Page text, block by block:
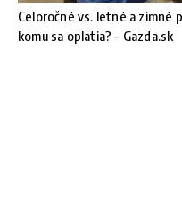
Celoročné vs. letné a zimné
komu sa oplatia? - Gazda.sk